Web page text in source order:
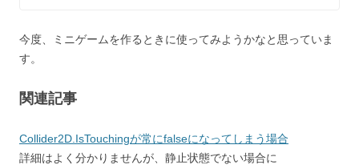
今度、ミニゲームを作るときに使ってみようかなと思っていま
す。
関連記事
Collider2D.IsTouchingが常にfalseになってしまう場合
詳細はよく分かりませんが、静止状態でない場合に